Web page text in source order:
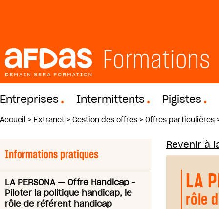
Formations
Entreprises Intermittents Pigistes
Accueil > Extranet > Gestion des offres > Offres particulières
Informations pratiques
LA PERSONA— Offre Handicap -
Piloter la politique handicap, le
rôle de référent handicap
Revenir à
LA
rôle